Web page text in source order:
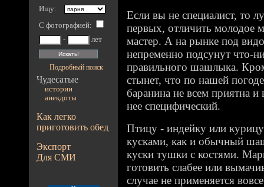
Ищу:
С фотографией:
-
лет
Подробный поиск
Чудесатые
истории
анекдоты
Как легко
приготовить обед
Экспорт
Для СМИ
Если вы не специалист, то
первых, отличить молодое
мастер. А на рынке под
непременно подсунут что-
правильного шашлыка.
стынет, что по нашей
баранина не всем приятна и
нее специфический.
Птицу - индейку или
кусками, как и обычный
куски тушки с костями.
готовить слабее или
случае не применяется